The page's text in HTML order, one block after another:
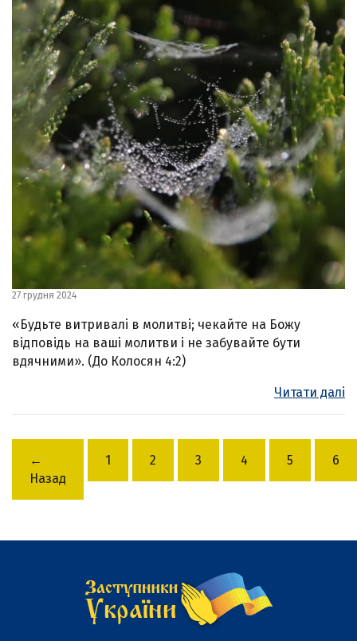
27 грудня 2024
«Будьте витривалі в молитві; чекайте на Божу
відповідь на ваші молитви і не забувайте бути
вдячними». (До Колосян 4:2)
Читати далі
←
Назад
1 2 3 4 5 6